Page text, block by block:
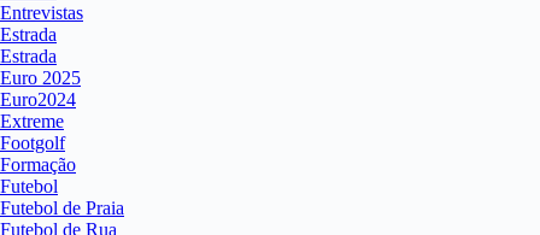
Entrevistas
Estrada
Estrada
Euro 2025
Euro2024
Extreme
Footgolf
Formação
Futebol
Futebol de Praia
Futebol de Rua